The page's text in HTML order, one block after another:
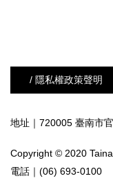
/ 隱私權政策聲明
地址｜720005 臺南市
Copyright © 2020
電話｜(06) 693-0100